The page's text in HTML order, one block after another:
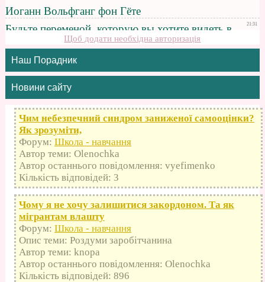
Щоб додати необхідна авторизація
Наш Порадник
Новини сайту
Чим небезпечний синдром заниженої самооцінки?
Як зрозуміти,
Форум: Школа - навчання
Автор теми: Olenochka
Автор останнього повідомлення: vyefimenko
Кількість відповідей: 3
Чому я не хочу залишитися закордоном. Та як
мігрантам влашту
Форум: Школа - навчання
Опис теми: Роздуми заробітчанина
Автор теми: knopa
Автор останнього повідомлення: Olenochka
Кількість відповідей: 896